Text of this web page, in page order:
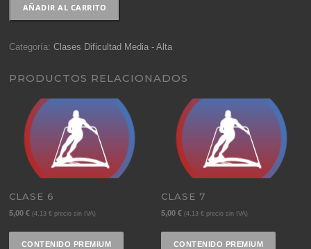
AÑADIR AL CARRITO
Categoría:Clases Dificultad Media - Alta
PRODUCTOS RELACIONADOS
CLASE 6
5,00€ (4,13€ precio sin IVA)
CONTENIDO PREMIUM
CLASE 7
5,00€ (4,13€ precio sin IVA)
CONTENIDO PREMIUM